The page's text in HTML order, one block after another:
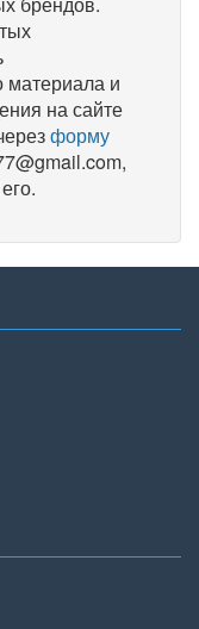
материала и
на сайте
форму